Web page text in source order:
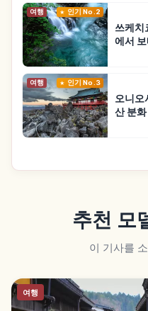
여행 인기 No.2
쓰케치
에서
여행 인기 No.3
오니오
산 분화
추천 모
이 기사를
여행